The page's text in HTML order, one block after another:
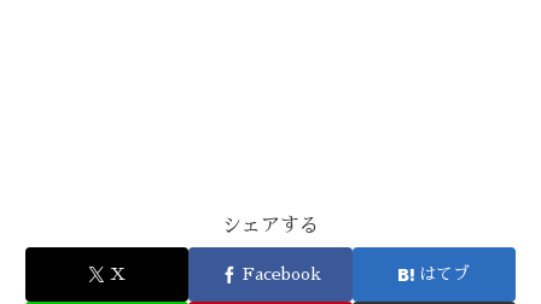
シェアする
X Facebook はてブ